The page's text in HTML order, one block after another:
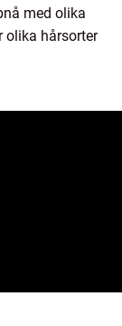
med olika
olika hårsorter